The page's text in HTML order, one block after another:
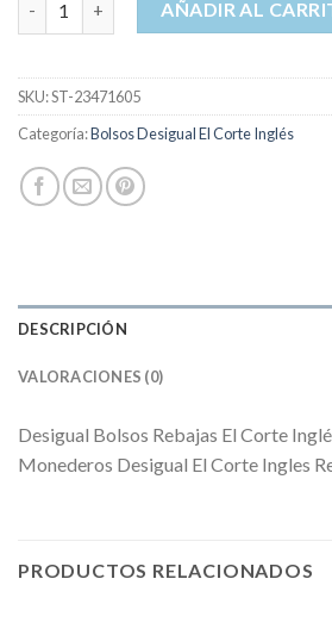
AÑADIR AL
SKU:ST-23471605
Categoría:Bolsos Desigual El Corte Inglés
DESCRIPCIÓN
VALORACIONES (0)
Desigual Bolsos Rebajas El Corte
Monederos Desigual El Corte Ingles
PRODUCTOS RELACIONADOS